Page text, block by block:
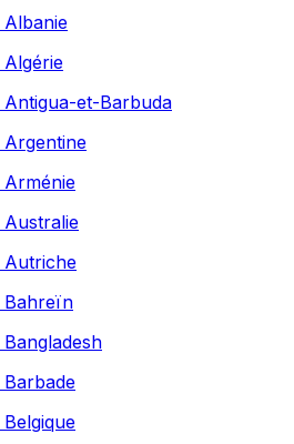
Albanie
Algérie
Antigua-et-Barbuda
Argentine
Arménie
Australie
Autriche
Bahreïn
Bangladesh
Barbade
Belgique